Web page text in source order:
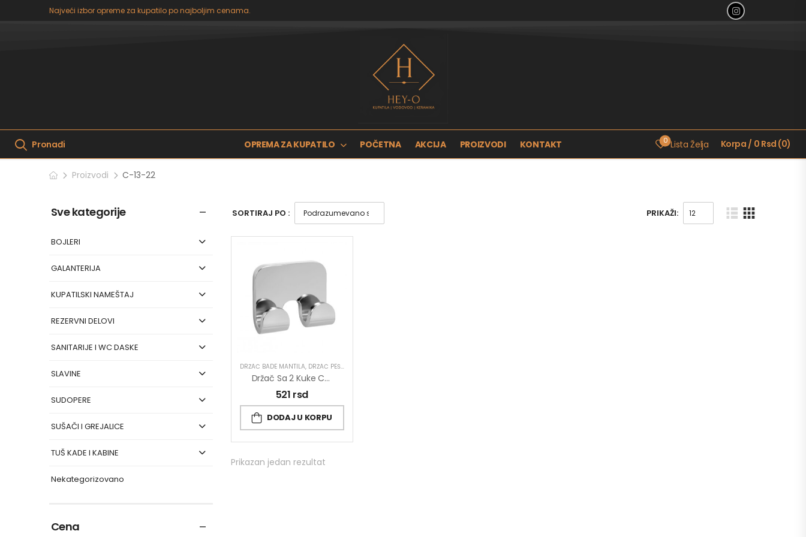
Najveći izbor opreme za kupatilo po najboljim cenama.
Pronađi OPREMA ZA KUPATILO POČETNA AKCIJA PROIZVODI KONTAKT 0 Lista Želja Korpa / 0 Rsd (0)
Proizvodi C-13-22
Sve kategorije
BOJLERI
GALANTERIJA
KUPATILSKI NAMEŠTAJ
REZERVNI DELOVI
SANITARIJE I WC DASKE
SLAVINE
SUDOPERE
SUŠAČI I GREJALICE
TUŠ KADE I KABINE
Nekategorizovano
Cena
SORTIRAJ PO : PRIKAŽI:
DRŽAČ BADE MANTILA, DRŽAČ PEŠKIRA
Držač Sa 2 Kuke COPEN ELEGANTE
521 rsd
DODAJ U KORPU
Prikazan jedan rezultat